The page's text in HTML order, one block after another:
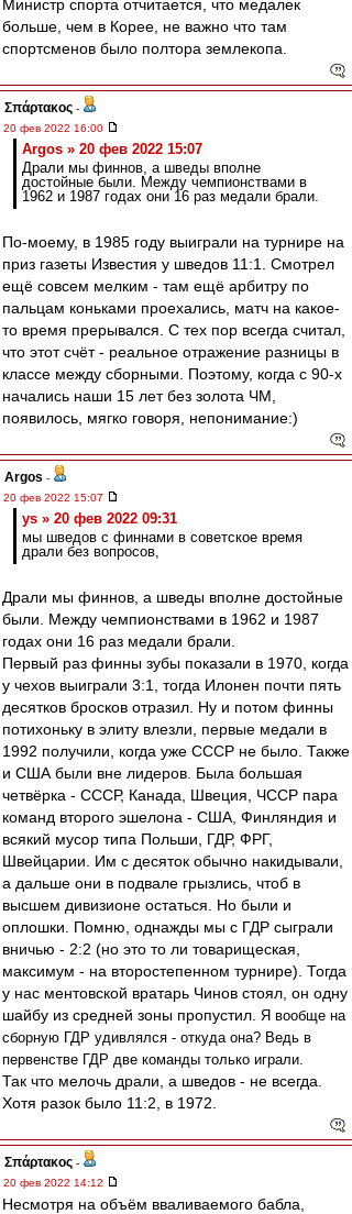
Министр спорта отчитается, что медалек
больше, чем в Корее, не важно что там
спортсменов было полтора землекопа.
Σπάρτακος -
20 фев 2022 16:00
Argos » 20 фев 2022 15:07
Драли мы финнов, а шведы вполне
достойные были. Между чемпионствами в
1962 и 1987 годах они 16 раз медали брали.
По-моему, в 1985 году выиграли на турнире на
приз газеты Известия у шведов 11:1. Смотрел
ещё совсем мелким - там ещё арбитру по
пальцам коньками проехались, матч на какое-
то время прерывался. С тех пор всегда считал,
что этот счёт - реальное отражение разницы в
классе между сборными. Поэтому, когда с 90-х
начались наши 15 лет без золота ЧМ,
появилось, мягко говоря, непонимание:)
Argos -
20 фев 2022 15:07
ys » 20 фев 2022 09:31
мы шведов с финнами в советское время
драли без вопросов,
Драли мы финнов, а шведы вполне достойные
были. Между чемпионствами в 1962 и 1987
годах они 16 раз медали брали.
Первый раз финны зубы показали в 1970, когда
у чехов выиграли 3:1, тогда Илонен почти пять
десятков бросков отразил. Ну и потом финны
потихоньку в элиту влезли, первые медали в
1992 получили, когда уже СССР не было. Также
и США были вне лидеров. Была большая
четвёрка - СССР, Канада, Швеция, ЧССР пара
команд второго эшелона - США, Финляндия и
всякий мусор типа Польши, ГДР, ФРГ,
Швейцарии. Им с десяток обычно накидывали,
а дальше они в подвале грызлись, чтоб в
высшем дивизионе остаться. Но были и
оплошки. Помню, однажды мы с ГДР сыграли
вничью - 2:2 (но это то ли товарищеская,
максимум - на второстепенном турнире). Тогда
у нас ментовской вратарь Чинов стоял, он одну
шайбу из средней зоны пропустил. Я вообще на
сборную ГДР удивлялся - откуда она? Ведь в
первенстве ГДР две команды только играли.
Так что мелочь драли, а шведов - не всегда.
Хотя разок было 11:2, в 1972.
Σπάρτακος -
20 фев 2022 14:12
Несмотря на объём вваливаемого бабла,